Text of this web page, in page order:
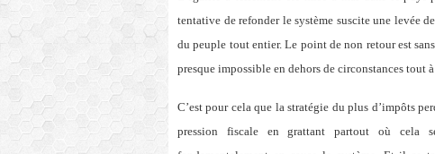
tentative de refonder le système suscite une levée
du peuple tout entier. Le point de non retour est
presque impossible en dehors de circonstances
C’est pour cela que la stratégie du plus d’impôts
pression fiscale en grattant partout où cela